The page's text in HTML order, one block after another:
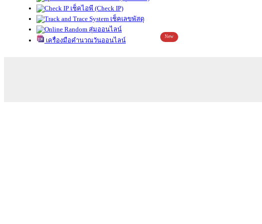
เช็คไอพี (Check IP)
เช็คเลขพัสดุ
สุ่มออนไลน์
เครื่องมือคำนวณวันออนไลน์
New